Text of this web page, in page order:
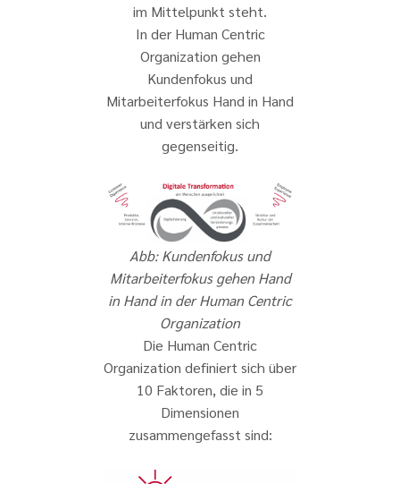
im Mittelpunkt steht.
In der Human Centric
Organization gehen
Kundenfokus und
Mitarbeiterfokus Hand in Hand
und verstärken sich
gegenseitig.
Abb: Kundenfokus und
Mitarbeiterfokus gehen Hand
in Hand in der Human Centric
Organization
Die Human Centric
Organization definiert sich über
10 Faktoren, die in 5
Dimensionen
zusammengefasst sind: